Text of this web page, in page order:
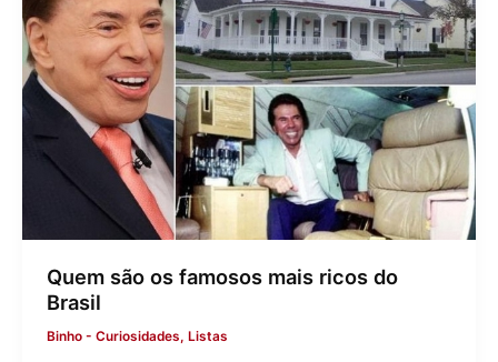
Quem são os famosos mais ricos do
Brasil
Binho - Curiosidades, Listas